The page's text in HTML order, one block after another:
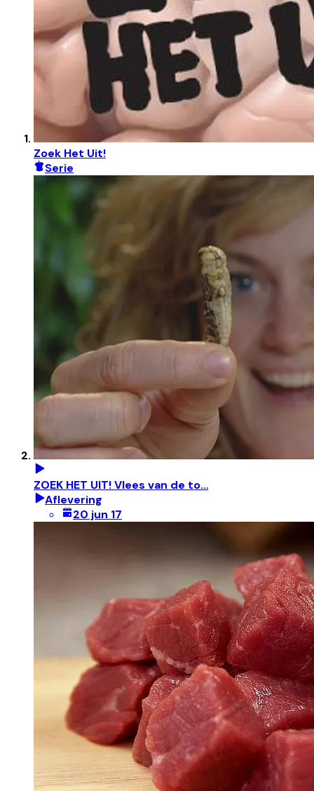
Zoek Het Uit!
Serie
ZOEK HET UIT! Vlees van de to…
Aflevering
20 jun 17